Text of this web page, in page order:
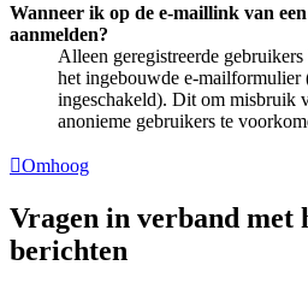
Wanneer ik op de e-maillink van
aanmelden?
Alleen geregistreerde
het ingebouwde e-mailformulier
ingeschakeld). Dit om misbruik
anonieme gebruikers te
Omhoog
Vragen in verband met
berichten